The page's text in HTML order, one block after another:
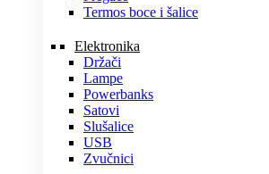
Termos boce i šalice
Elektronika
Držači
Lampe
Powerbanks
Satovi
Slušalice
USB
Zvučnici